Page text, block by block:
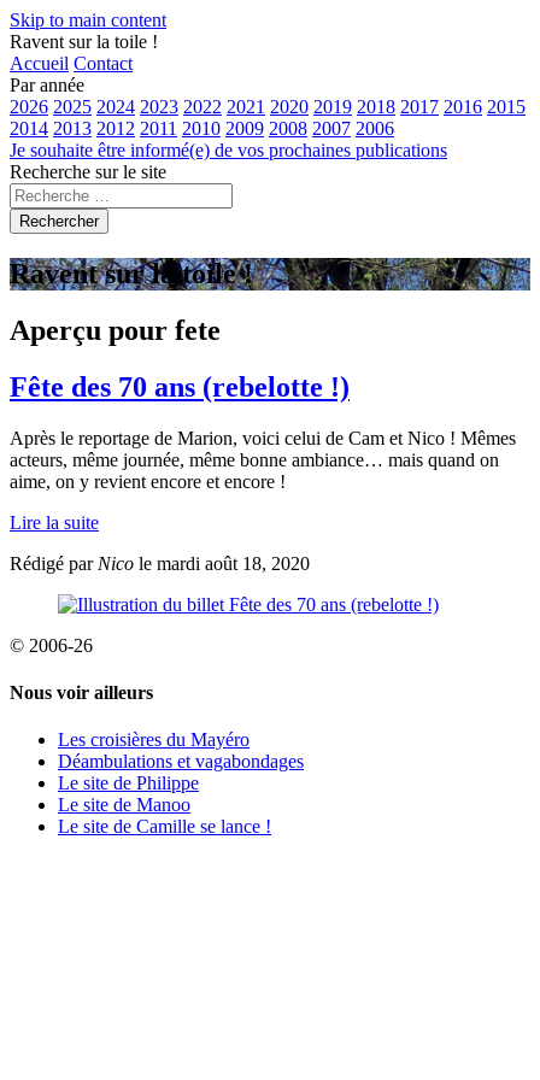
Skip to main content
Ravent sur la toile !
Accueil Contact
Par année
2026 2025 2024 2023 2022 2021 2020 2019 2018 2017 2016 2015
2014 2013 2012 2011 2010 2009 2008 2007 2006
Je souhaite être informé(e) de vos prochaines publications
Recherche sur le site
Rechercher
Ravent sur la toile !
Aperçu pour fete
Fête des 70 ans (rebelotte !)
Après le reportage de Marion, voici celui de Cam et Nico ! Mêmes
acteurs, même journée, même bonne ambiance… mais quand on
aime, on y revient encore et encore !
Lire la suite
Rédigé par Nico le mardi août 18, 2020
© 2006-26
Nous voir ailleurs
Les croisières du Mayéro
Déambulations et vagabondages
Le site de Philippe
Le site de Manoo
Le site de Camille se lance !